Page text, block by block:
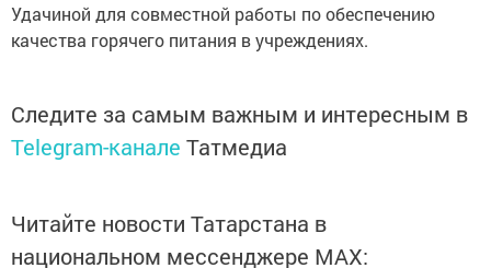
Удачиной для совместной работы по обеспечению
качества горячего питания в учреждениях.
Следите за самым важным и интересным в
Telegram-канале Татмедиа
Читайте новости Татарстана в
национальном мессенджере MАХ: